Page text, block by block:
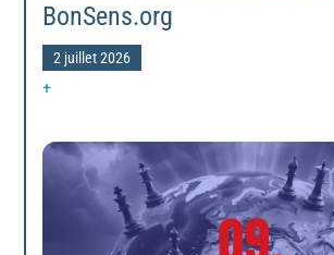
BonSens.org
2 juillet 2026
+